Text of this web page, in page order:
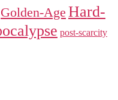
Golden-Age Hard-
post-scarcity